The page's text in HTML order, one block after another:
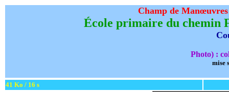
Champ de Manœuvres
École primaire du chemin
Photo) :
mise
41 Ko / 16 s